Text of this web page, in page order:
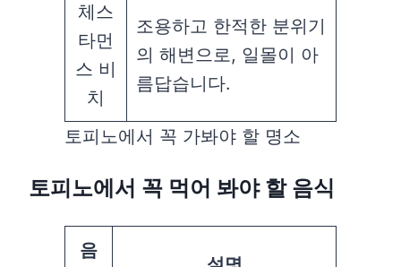
체스
타먼
스 비
치
조용하고 한적한 분위기
의 해변으로, 일몰이 아
름답습니다.
토피노에서 꼭 가봐야 할 명소
토피노에서 꼭 먹어 봐야 할 음식
음